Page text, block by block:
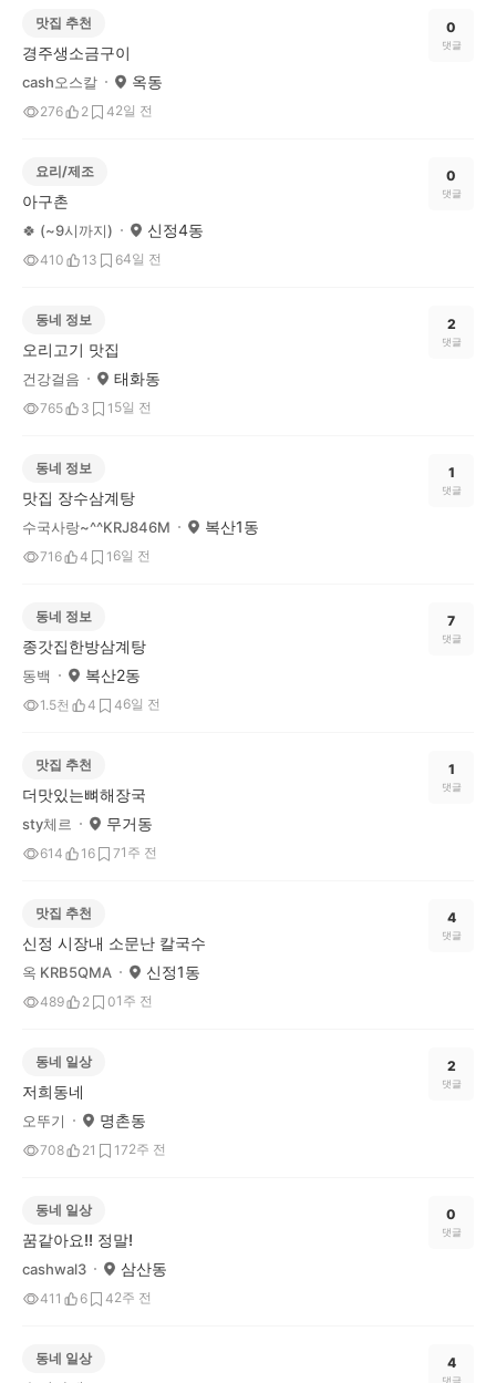
맛집 추천
경주생소금구이
cash오스칼 옥동
276 2 42일 전
0
댓글
요리/제조
아구촌
🍀 (~9시까지) 신정4동
410 13 64일 전
0
댓글
동네 정보
오리고기 맛집
건강걸음 태화동
765 3 1 5일 전
2
댓글
동네 정보
맛집 장수삼계탕
수국사랑~^^KRJ846M 복산1동
716 4 1 6일 전
1
댓글
동네 정보
종갓집한방삼계탕
동백 복산2동
1.5천 4 46일 전
7
댓글
맛집 추천
더맛있는뼈해장국
sty체르 무거동
614 16 71주 전
1
댓글
맛집 추천
신정 시장내 소문난 칼국수
옥 KRB5QMA 신정1동
489 2 01주 전
4
댓글
동네 일상
저희동네
오뚜기 명촌동
708 21 172주 전
2
댓글
동네 일상
꿈같아요!! 정말!
cashwal3 삼산동
411 6 42주 전
0
댓글
동네 일상 4
댓글